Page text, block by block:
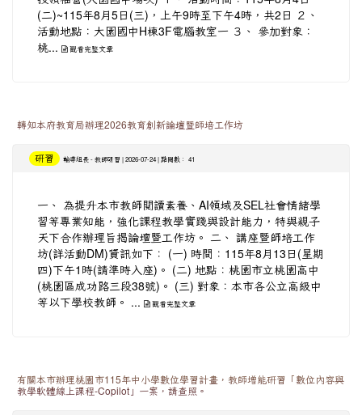
(二)~115年8月5日(三)，上午9時至下午4時，共2日 ２、
活動地點：大園國中H棟3F電腦教室一 ３、 參加對象：
桃...
觀看完整文章
轉知本府教育局辦理2026教育創新論壇暨師培工作坊
研習 輔導組長 - 教師研習 | 2026-07-24 | 點閱數： 41
一、 為提升本市教師閱讀素養、AI領域及SEL社會情緒學
習等專業知能，強化課程教學實踐與設計能力，特與親子
天下合作辦理旨揭論壇暨工作坊。 二、 講座暨師培工作
坊(詳活動DM)資訊如下： (一) 時間：115年8月13日(星期
四)下午1時(請準時入座)。 (二) 地點：桃園市立桃園高中
(桃園區成功路三段38號)。 (三) 對象：本市各公立高級中
等以下學校教師。 ...
觀看完整文章
有關本市辦理桃園市115年中小學數位學習計畫，教師增能研習「數位內容與
教學軟體線上課程-Copilot」一案，請查照。